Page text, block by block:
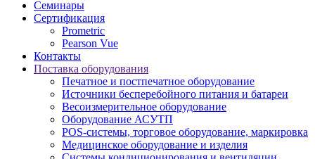
Семинары
Сертификация
Prometric
Pearson Vue
Контакты
Поставка оборудования
Печатное и постпечатное оборудование
Источники бесперебойного питания и батареи
Весоизмерительное оборудование
Оборудование АСУТП
POS-системы, торговое оборудование, маркировка
Медицинское оборудование и изделия